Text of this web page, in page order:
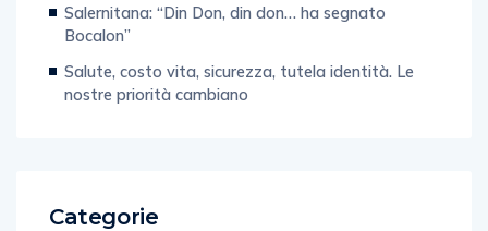
Salernitana: “Din Don, din don… ha segnato
Bocalon”
Salute, costo vita, sicurezza, tutela identità. Le
nostre priorità cambiano
Categorie